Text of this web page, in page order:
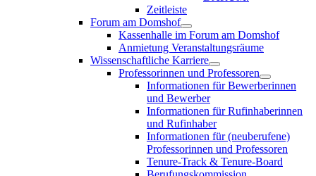
Zeitleiste
Forum am Domshof
Kassenhalle im Forum am Domshof
Anmietung Veranstaltungsräume
Wissenschaftliche Karriere
Professorinnen und Professoren
Informationen für Bewerberinnen
und Bewerber
Informationen für Rufinhaberinnen
und Rufinhaber
Informationen für (neuberufene)
Professorinnen und Professoren
Tenure-Track & Tenure-Board